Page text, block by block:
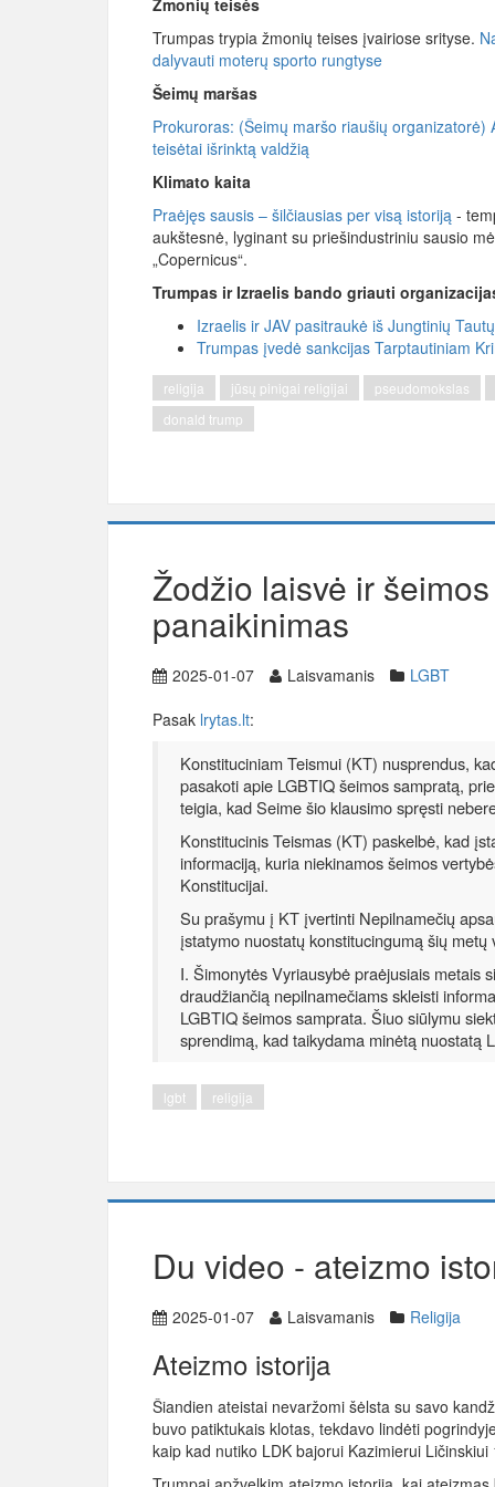
Žmonių teisės
Trumpas trypia žmonių teises įvairiose srityse.
dalyvauti moterų sporto rungtyse
Šeimų maršas
Prokuroras: (Šeimų maršo riaušių
teisėtai išrinktą valdžią
Klimato kaita
Praėjęs sausis – šilčiausias per visą istoriją -
aukštesnė, lyginant su priešindustriniu sausio
„Copernicus“.
Trumpas ir Izraelis bando griauti
Izraelis ir JAV pasitraukė iš Jungtinių
Trumpas įvedė sankcijas Tarptautiniam
religija jūsų pinigai religijai
pseudomokslas
donald trump
Žodžio laisvė ir
panaikinimas
2025-01-07 Laisvamanis
LGBT
Pasak lrytas.lt:
Konstituciniam Teismui (KT) nusprendus,
pasakoti apie LGBTIQ šeimos sampratą,
teigia, kad Seime šio klausimo spręsti
Konstitucinis Teismas (KT) paskelbė, kad
informaciją, kuria niekinamos šeimos
Konstitucijai.
Su prašymu į KT įvertinti Nepilnamečių
įstatymo nuostatų konstitucingumą šių
I. Šimonytės Vyriausybė praėjusiais metais
draudžiančią nepilnamečiams skleisti
LGBTIQ šeimos samprata. Šiuo siūlymu
sprendimą, kad taikydama minėtą nuostatą
lgbt religija
Du video - ateizmo
2025-01-07 Laisvamanis Religija
Ateizmo istorija
Šiandien ateistai nevaržomi šėlsta su savo
buvo patiktukais klotas, tekdavo lindėti
kaip kad nutiko LDK bajorui Kazimierui Ličinskiui